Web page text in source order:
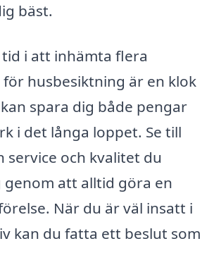
bäst.
i att inhämta flera
husbesiktning är en klok
spara dig både pengar
i det långa loppet. Se till
service och kvalitet du
att alltid göra en
När du är väl insatt i
kan du fatta ett beslut som